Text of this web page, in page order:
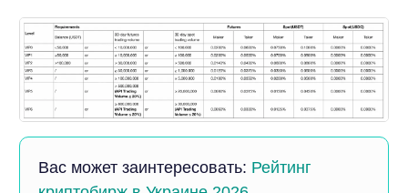
Вас может заинтересовать: Рейтинг